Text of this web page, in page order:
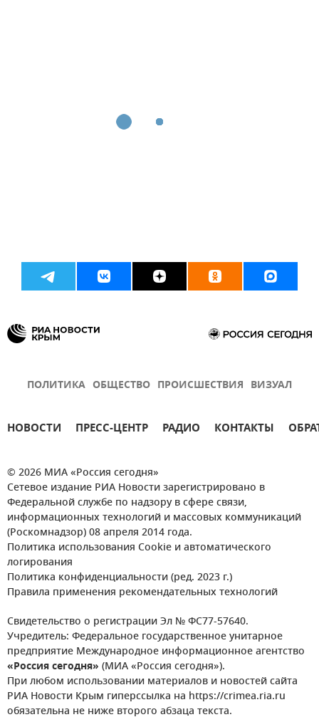
ПОЛИТИКА ОБЩЕСТВО ПРОИСШЕСТВИЯ ВИЗУАЛ
НОВОСТИ ПРЕСС-ЦЕНТР РАДИО КОНТАКТЫ
© 2026 МИА «Россия сегодня»
Сетевое издание РИА Новости зарегистрировано в
Федеральной службе по надзору в сфере связи,
информационных технологий и массовых коммуникаций
(Роскомнадзор) 08 апреля 2014 года.
Политика использования Cookie и автоматического
логирования
Политика конфиденциальности (ред. 2023 г.)
Правила применения рекомендательных технологий
Свидетельство о регистрации Эл № ФС77-57640.
Учредитель: Федеральное государственное унитарное
предприятие Международное информационное агентство
«Россия сегодня» (МИА «Россия сегодня»).
При любом использовании материалов и новостей сайта
РИА Новости Крым гиперссылка на https://crimea.ria.ru
обязательна не ниже второго абзаца текста.